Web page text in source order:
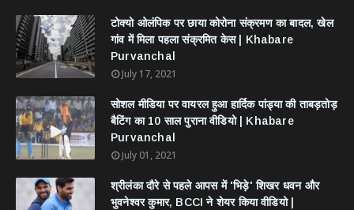
टोक्यो ओलंपिक पर छाया कोरोना संक्रमण का बादल, खेल
गांव में मिला पहला संक्रमित केस | Khabare
Purvanchal
July 17, 2021
सोशल मीडिया पर वायरल हुआ हार्दिक पांड्या की ताबड़तोड़
बैटिंग का 10 साल पुराना वीडियो | Khabare
Purvanchal
July 01, 2021
श्रीलंका दौरे से पहले आपस में 'भिड़े' शिखर धवन और
भुवनेश्वर कुमार, BCCI ने शेयर किया वीडियो |